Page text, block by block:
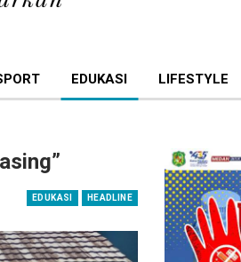
EDUKASI LIFESTYLE
EDUKASI HEADLINE